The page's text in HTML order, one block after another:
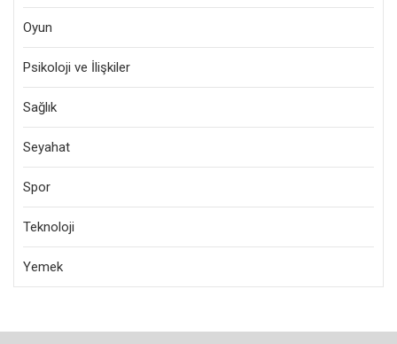
Oyun
Psikoloji ve İlişkiler
Sağlık
Seyahat
Spor
Teknoloji
Yemek